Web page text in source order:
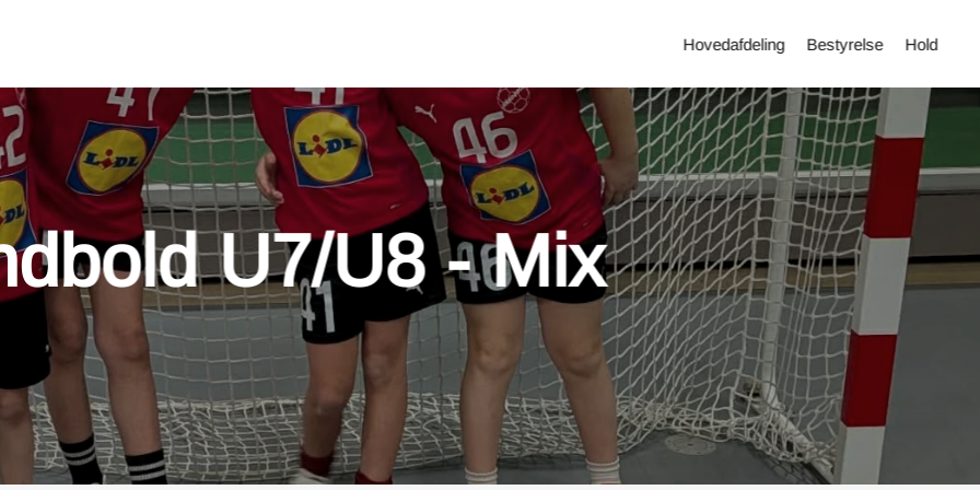
Hovedafdeling Bestyrelse Hold
U7/U8 - Mix